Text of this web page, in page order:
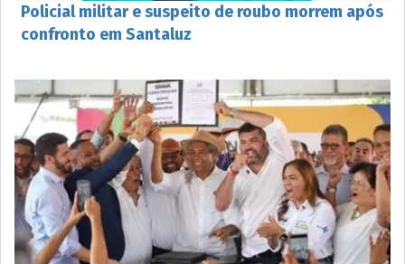
Policial militar e suspeito de roubo morrem após
confronto em Santaluz